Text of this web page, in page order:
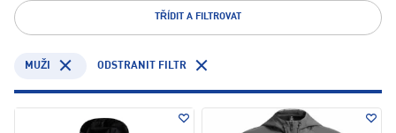
TŘÍDIT A FILTROVAT
MUŽI ODSTRANIT FILTR